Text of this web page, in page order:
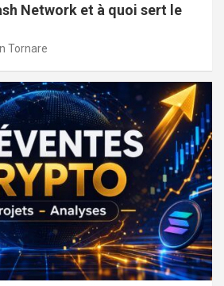
Network et à quoi sert le
Tornare